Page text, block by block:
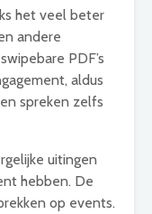
het veel beter
andere
PDF’s
aldus
spreken zelfs
uitingen
hebben. De
op events.